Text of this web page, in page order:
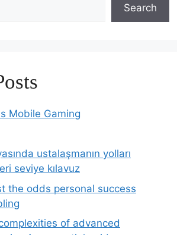
Search
Mobile Gaming
ustalaşmanın yolları
seviye kılavuz
the odds personal success
of advanced